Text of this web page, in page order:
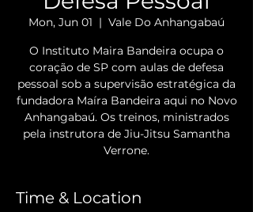
Mon, Jun 01
  |
Vale Do Anhangabaú
O Instituto Maira Bandeira ocupa o
coração de SP com aulas de defesa
pessoal sob a supervisão estratégica da
fundadora Maíra Bandeira aqui no Novo
Anhangabaú. Os treinos, ministrados
pela instrutora de Jiu-Jitsu Samantha
Verrone.
Time & Location